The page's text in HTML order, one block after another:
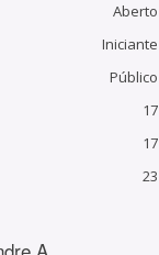
Aberto
Iniciante
Público
17
17
23